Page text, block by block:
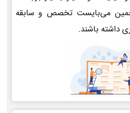
می‌بایست تخصص و سابقه
داشته باشند.